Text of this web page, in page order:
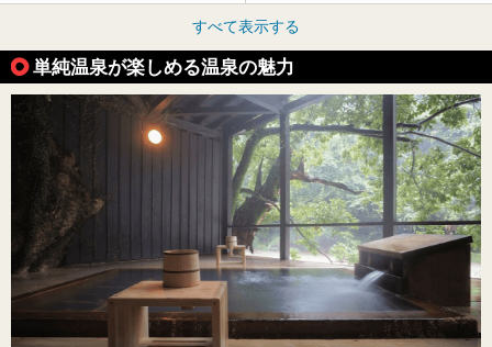
すべて表示する
単純温泉が楽しめる温泉の魅力